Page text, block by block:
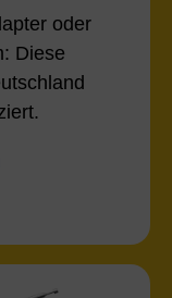
oder
Diese